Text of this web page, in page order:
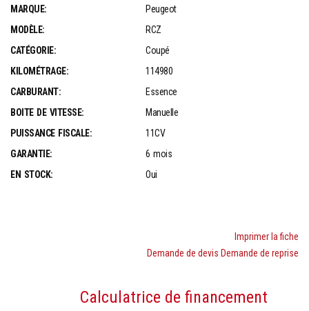
MARQUE:
Peugeot
MODÈLE:
RCZ
CATÉGORIE:
Coupé
KILOMÉTRAGE:
114980
CARBURANT:
Essence
BOITE DE VITESSE:
Manuelle
PUISSANCE FISCALE:
11CV
GARANTIE:
6 mois
EN STOCK:
Oui
Imprimer la fiche
Demande de devis Demande de reprise
Calculatrice de financement